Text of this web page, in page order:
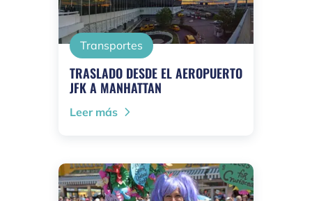
Transportes
TRASLADO DESDE EL AEROPUERTO
JFK A MANHATTAN
Leer más